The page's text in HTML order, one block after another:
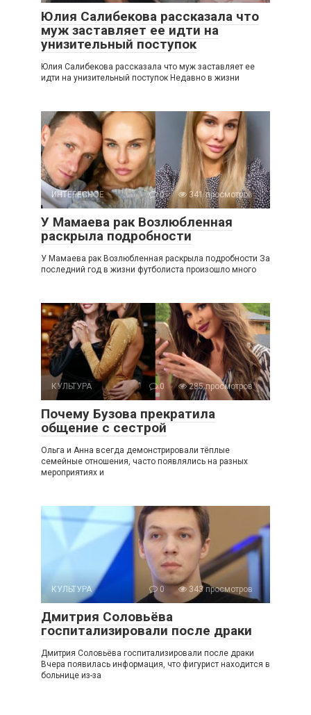
Юлия Салибекова рассказала что
муж заставляет ее идти на
унизительный поступок
Юлия Салибекова рассказала что муж заставляет ее
идти на унизительный поступок Недавно в жизни
ИНТЕРЕСНОЕ 0 341 просмотров
У Мамаева рак Возлюбленная
раскрыла подробности
У Мамаева рак Возлюбленная раскрыла подробности За
последний год в жизни футболиста произошло много
КУЛЬТУРА 0 285 просмотров
Почему Бузова прекратила
общение с сестрой
Ольга и Анна всегда демонстрировали тёплые
семейные отношения, часто появлялись на разных
мероприятиях и
КУЛЬТУРА 0 343 просмотров
Дмитрия Соловьёва
госпитализировали после драки
Дмитрия Соловьёва госпитализировали после драки
Вчера появилась информация, что фигурист находится в
больнице из-за